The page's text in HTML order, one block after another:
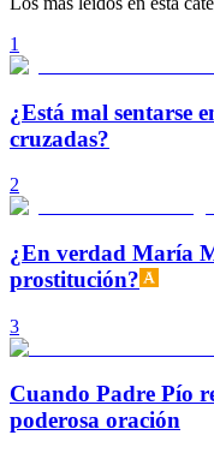
1
¿Está mal sentarse
cruzadas?
2
¿En verdad María
prostitución?
3
Cuando Padre Pío
poderosa oración